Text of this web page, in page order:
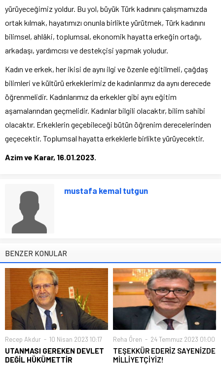
yürüyeceğimiz yoldur. Bu yol, büyük Türk kadınını çalışmamızda
ortak kılmak, hayatımızı onunla birlikte yürütmek, Türk kadınını
bilimsel, ahlâki, toplumsal, ekonomik hayatta erkeğin ortağı,
arkadaşı, yardımcısı ve destekçisi yapmak yoludur.
Kadın ve erkek, her ikisi de aynı ilgi ve özenle eğitilmeli, çağdaş
bilimleri ve kültürü erkeklerimiz de kadınlarımız da aynı derecede
öğrenmelidir. Kadınlarımız da erkekler gibi aynı eğitim
aşamalarından geçmelidir. Kadınlar bilgili olacaktır, bilim sahibi
olacaktır. Erkeklerin geçebileceği bütün öğrenim derecelerinden
geçecektir. Toplumsal hayatta erkeklerle birlikte yürüyecektir.
Azim ve Karar, 16.01.2023.
mustafa kemal tutgun
BENZER KONULAR
Recep Akdur 10 Nisan 2023 10:17
UTANMASI GEREKEN DEVLET
DEĞİL HÜKÜMETTİR
Reha Ören 24 Temmuz 2023 01:00
TEŞEKKÜR EDERİZ SAYENİZDE
MİLLİYETÇİYİZ!